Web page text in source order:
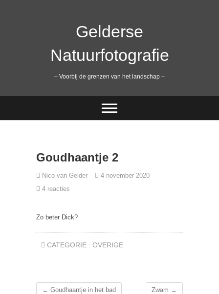
Gelderse
Natuurfotografie
– Voorbij de grenzen van het landschap –
Goudhaantje 2
Nico van Gelder
4 november 2020
4 reacties
Zo beter Dick?
CATEGORIE : OVERIGE
← Goudhaantje in het bad Zwam →